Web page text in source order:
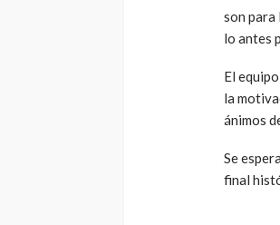
son para
lo antes
El
la
ánimos
Se
final